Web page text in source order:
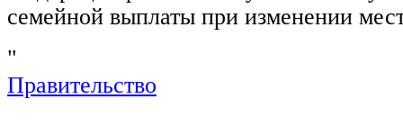
семейной выплаты при изменении
"
Правительство